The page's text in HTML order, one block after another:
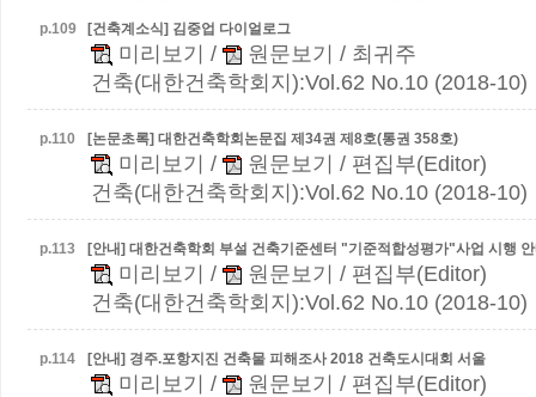
p.109 [건축계소식] 김중업 다이얼로그
미리보기 / 원문보기
/ 최귀주
건축(대한건축학회지):Vol.62 No.10 (2018-10)
p.110 [논문초록] 대한건축학회논문집 제34권 제8호(통권 358호)
미리보기 / 원문보기
/ 편집부(Editor)
건축(대한건축학회지):Vol.62 No.10 (2018-10)
p.113 [안내] 대한건축학회 부설 건축기준센터 "기준적합성평가"사업 시행
미리보기 / 원문보기
/ 편집부(Editor)
건축(대한건축학회지):Vol.62 No.10 (2018-10)
p.114 [안내] 경주.포항지진 건축물 피해조사2018 건축도시대회 서울
미리보기 / 원문보기
/ 편집부(Editor)